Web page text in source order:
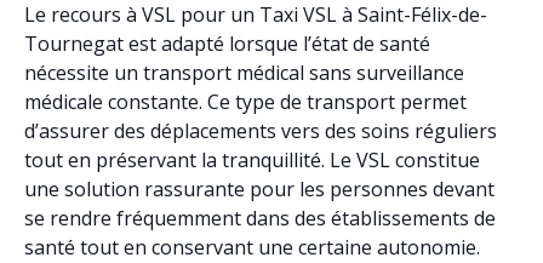
Le recours à VSL pour un Taxi VSL à Saint-Félix-de-
Tournegat est adapté lorsque l’état de santé
nécessite un transport médical sans surveillance
médicale constante. Ce type de transport permet
d’assurer des déplacements vers des soins réguliers
tout en préservant la tranquillité. Le VSL constitue
une solution rassurante pour les personnes devant
se rendre fréquemment dans des établissements de
santé tout en conservant une certaine autonomie.